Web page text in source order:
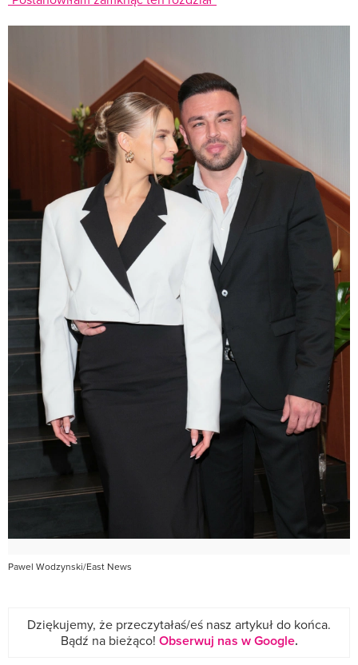
Pawel Wodzynski/East News
Dziękujemy, że przeczytałaś/eś nasz artykuł do końca.
Bądź na bieżąco! Obserwuj nas w Google.